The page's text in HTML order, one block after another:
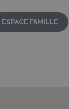
ESPACE FAMILLE